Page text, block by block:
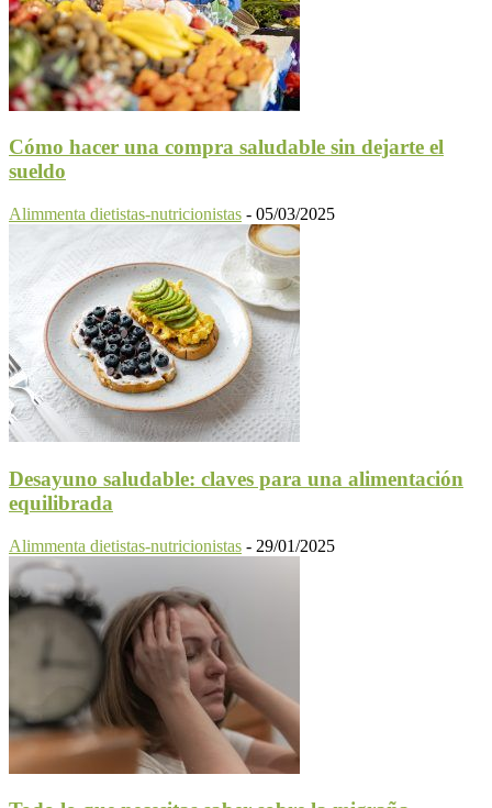
Cómo hacer una compra saludable sin dejarte el
sueldo
Alimmenta dietistas-nutricionistas - 05/03/2025
Desayuno saludable: claves para una alimentación
equilibrada
Alimmenta dietistas-nutricionistas - 29/01/2025